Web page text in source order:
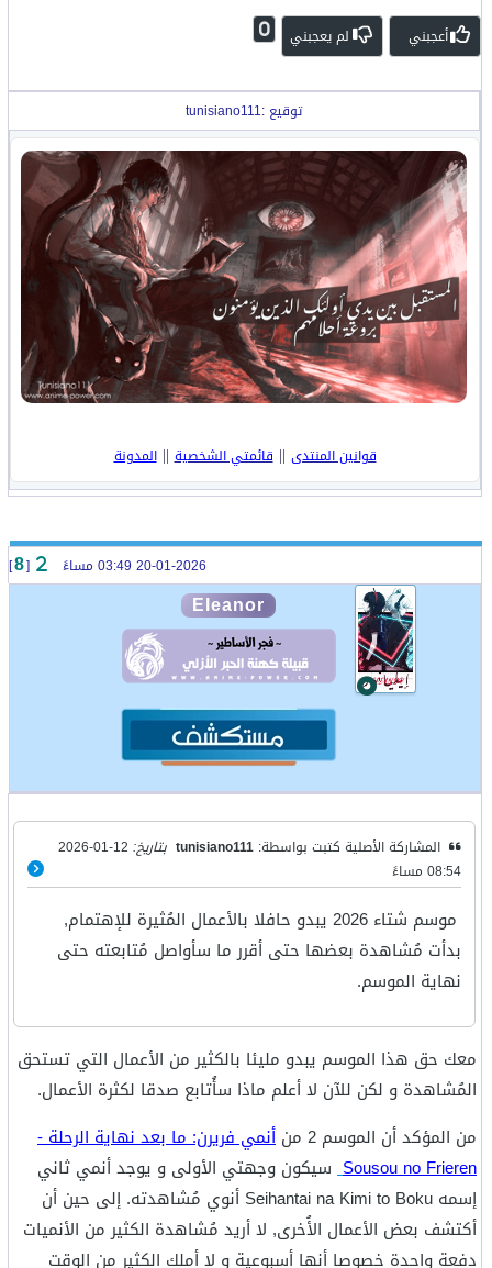
أعجبني لم يعجبني 0
توقيع :tunisiano111
قوانين المنتدى ||قائمتي الشخصية||المدونة
[
8
]
Eleanor
المشاركة الأصلية كتبت بواسطة: tunisiano111 بتاريخ:
12-01-2026
08:54 مساءً
موسم شتاء 2026 يبدو حافلا بالأعمال المُثيرة للإهتمام,
بدأت مُشاهدة بعضها حتى أقرر ما سأواصل مُتابعته حتى
نهاية الموسم.
معك حق هذا الموسم يبدو مليئا بالكثير من الأعمال التي تستحق
المُشاهدة و لكن للآن لا أعلم ماذا سأُتابع صدقا لكثرة الأعمال.
من المؤكد أن الموسم 2 من
أنمي فريرن: ما بعد نهاية الرحلة -
Sousou no Frieren سيكون وجهتي الأولى و يوجد أنمي ثاني
إسمه Seihantai na Kimi to Boku أنوي مُشاهدته. إلى حين أن
أكتشف بعض الأعمال الأُخرى, لا أريد مُشاهدة الكثير من الأنميات
دفعة واحدة خصوصا أنها أسبوعية و لا أملك الكثير من الوقت